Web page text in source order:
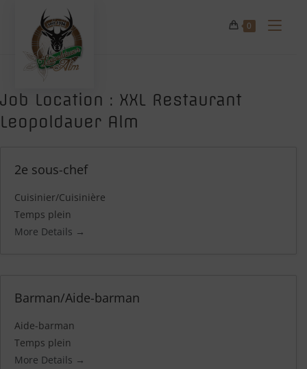
content
0
Job Location : XXL Restaurant
Leopoldauer Alm
2e sous-chef
Cuisinier/Cuisinière
Temps plein
More Details
Barman/Aide-barman
Aide-barman
Temps plein
More Details